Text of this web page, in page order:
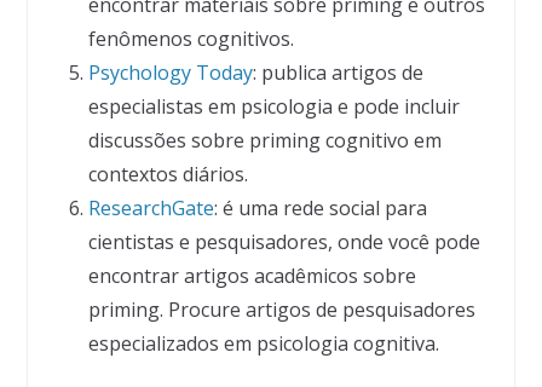
fenômenos cognitivos.
Psychology Today: publica artigos de
especialistas em psicologia e pode incluir
discussões sobre priming cognitivo em
contextos diários.
ResearchGate: é uma rede social para
cientistas e pesquisadores, onde você pode
encontrar artigos acadêmicos sobre
priming. Procure artigos de pesquisadores
especializados em psicologia cognitiva.